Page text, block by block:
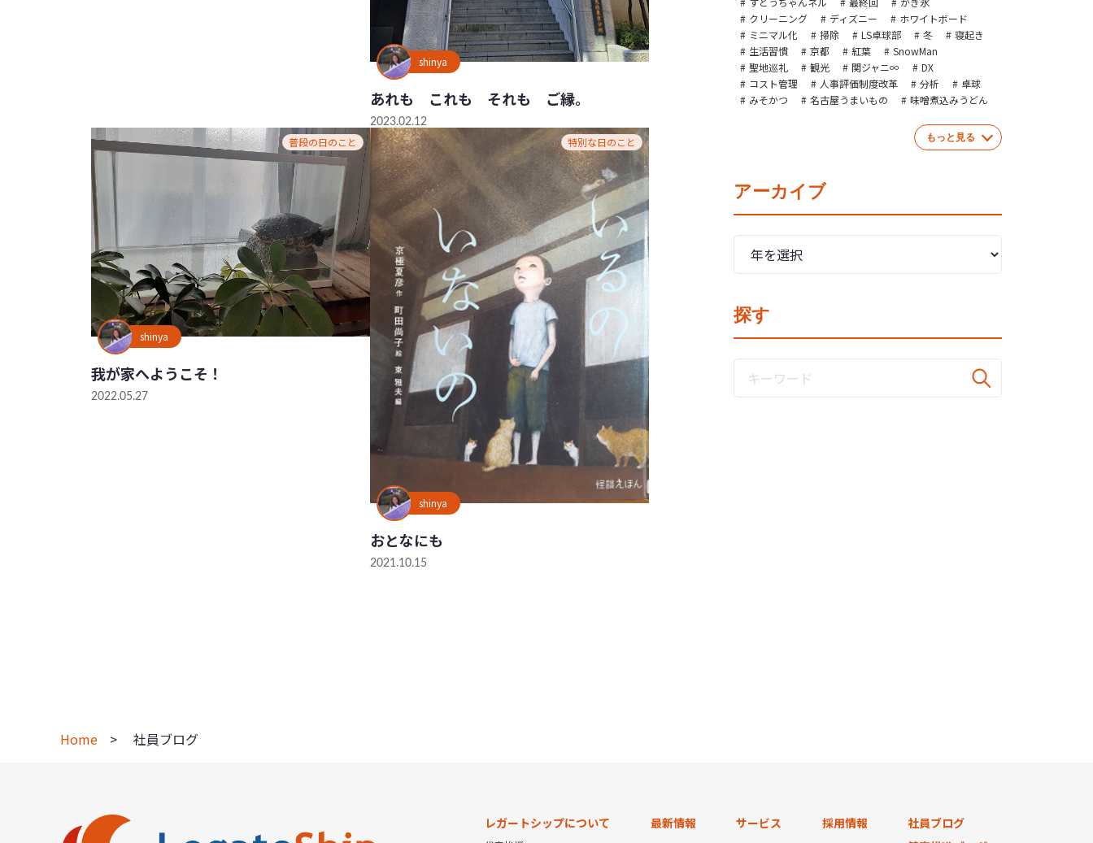
shinya
あれも これも それも ご縁。
2023.02.12
普段の日のこと
shinya
我が家へようこそ！
2022.05.27
特別な日のこと
shinya
おとなにも
2021.10.15
クリーニング
ディズニー
ホワイトボード
ミニマル化
掃除 LS卓球部 冬
寝起き
生活習慣
京都 紅葉
SnowMan
聖地巡礼
観光 関ジャニ∞
DX
コスト管理
人事評価制度改革 分析
卓球
みそかつ
名古屋うまいもの 味噌煮込みうどん
もっと見る
アーカイブ
探す
Home 社員ブログ
レガートシップについて 最新情報 サービス 採用情報
社員ブログ